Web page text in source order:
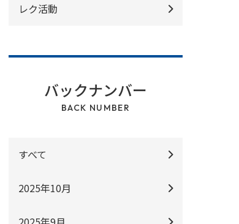
レク活動
バックナンバー
BACK NUMBER
すべて
2025年10月